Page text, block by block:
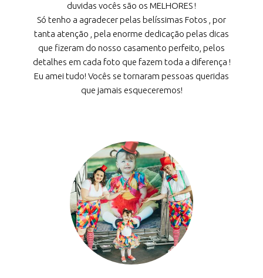
duvidas vocês são os MELHORES !
Só tenho a agradecer pelas belíssimas Fotos , por
tanta atenção , pela enorme dedicação pelas dicas
que fizeram do nosso casamento perfeito, pelos
detalhes em cada foto que fazem toda a diferença !
Eu amei tudo! Vocês se tornaram pessoas queridas
que jamais esqueceremos!